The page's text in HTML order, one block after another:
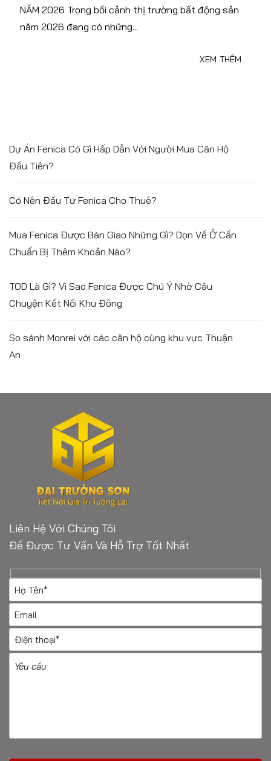
NĂM 2026 Trong bối cảnh thị trường bất động sản
năm 2026 đang có những...
XEM THÊM
Dự Án Fenica Có Gì Hấp Dẫn Với Người Mua Căn Hộ
Đầu Tiên?
Có Nên Đầu Tư Fenica Cho Thuê?
Mua Fenica Được Bàn Giao Những Gì? Dọn Về Ở Cần
Chuẩn Bị Thêm Khoản Nào?
TOD Là Gì? Vì Sao Fenica Được Chú Ý Nhờ Câu
Chuyện Kết Nối Khu Đông
So sánh Monrei với các căn hộ cùng khu vực Thuận
An
Liên Hệ Với Chúng Tôi
Để Được Tư Vấn Và Hỗ Trợ Tốt Nhất